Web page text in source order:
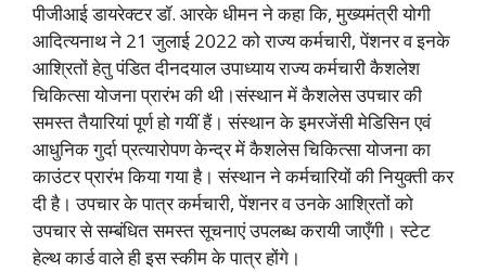
पीजीआई डायरेक्टर डॉ. आरके धीमन ने कहा कि, मुख्यमंत्री योगी
आदित्यनाथ ने 21 जुलाई 2022 को राज्य कर्मचारी, पेंशनर व इनके
आश्रितों हेतु पंडित दीनदयाल उपाध्याय राज्य कर्मचारी कैशलेश
चिकित्सा योजना प्रारंभ की थी।संस्थान में कैशलेस उपचार की
समस्त तैयारियां पूर्ण हो गयीं हैं। संस्थान के इमरजेंसी मेडिसिन एवं
आधुनिक गुर्दा प्रत्यारोपण केन्द्र में कैशलेस चिकित्सा योजना का
काउंटर प्रारंभ किया गया है। संस्थान ने कर्मचारियों की नियुक्ती कर
दी है। उपचार के पात्र कर्मचारी, पेंशनर व उनके आश्रितों को
उपचार से सम्बंधित समस्त सूचनाएं उपलब्ध करायी जाएँगी। स्टेट
हेल्थ कार्ड वाले ही इस स्कीम के पात्र होंगे।